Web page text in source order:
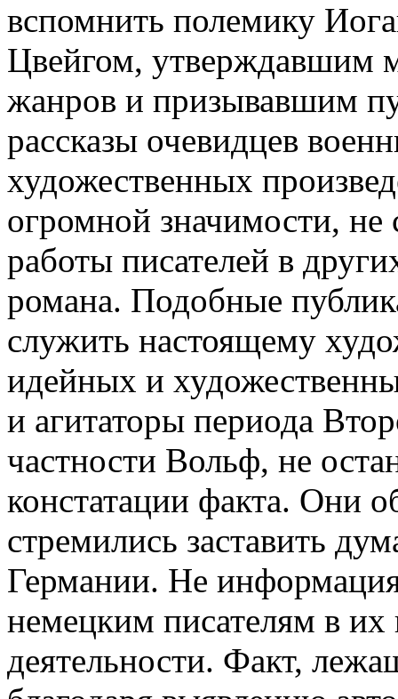
вспомнить полемику
Цвейгом, утверждавшим
жанров и призывавшим
рассказы очевидцев
художественных
огромной значимости, не
работы писателей в
романа. Подобные
служить настоящему
идейных и
и агитаторы периода
частности Вольф, не
констатации факта. Они
стремились заставить
Германии. Не
немецким писателям в их
деятельности. Факт,